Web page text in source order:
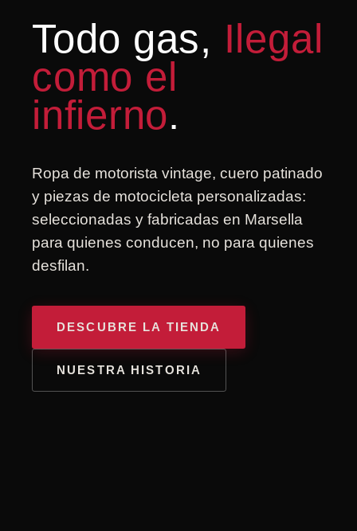
Todo gas, Ilegal
como el
infierno.
Ropa de motorista vintage, cuero patinado
y piezas de motocicleta personalizadas:
seleccionadas y fabricadas en Marsella
para quienes conducen, no para quienes
desfilan.
DESCUBRE LA TIENDA
NUESTRA HISTORIA